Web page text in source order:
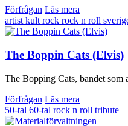
Förfrågan Läs mera
artist kult rock rock n roll
The Boppin Cats (Elvis)
The Bopping Cats, bandet som
Förfrågan Läs mera
50-tal 60-tal rock n roll tribute